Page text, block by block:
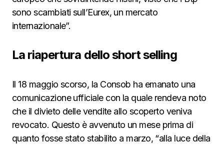
sono scambiati sull’Eurex, un mercato
internazionale”.
La riapertura dello short selling
Il 18 maggio scorso, la Consob ha emanato una
comunicazione ufficiale con la quale rendeva noto
che il divieto delle vendite allo scoperto veniva
revocato. Questo è avvenuto un mese prima di
quanto fosse stato stabilito a marzo, “alla luce della